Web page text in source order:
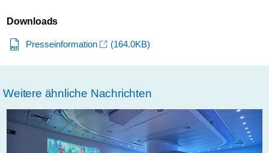
Downloads
Presseinformation (164.0KB)
Weitere ähnliche Nachrichten